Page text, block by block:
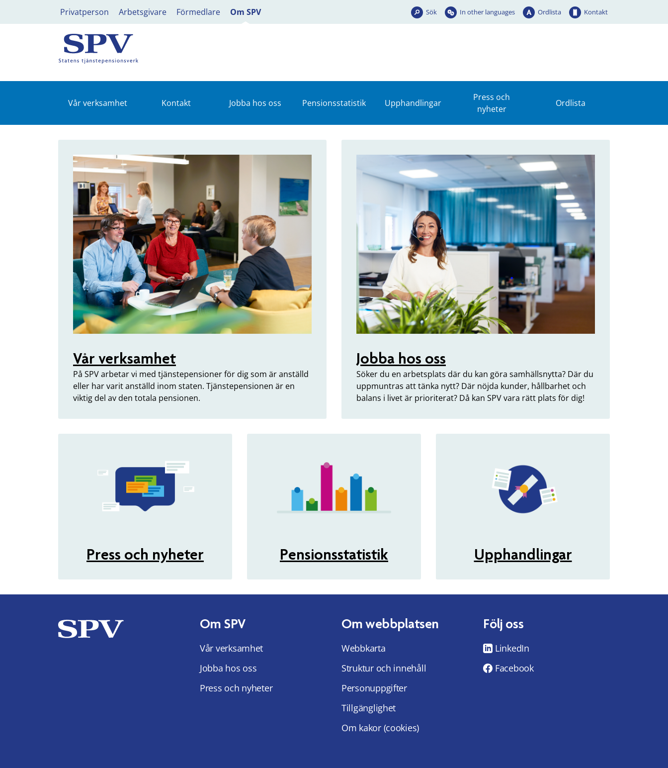
Privatperson Arbetsgivare Förmedlare Om SPV Sök In other languages Ordlista Kontakt
Vår verksamhet Kontakt Jobba hos oss Pensionsstatistik Upphandlingar
Press och
nyheter
Ordlista
Om SPV - Om SPV
Vår verksamhet
På SPV arbetar vi med tjänstepensioner för dig som är anställd
eller har varit anställd inom staten. Tjänstepensionen är en
viktig del av den totala pensionen.
Jobba hos oss
Söker du en arbetsplats där du kan göra samhällsnytta? Där du
uppmuntras att tänka nytt? Där nöjda kunder, hållbarhet och
balans i livet är prioriterat? Då kan SPV vara rätt plats för dig!
Press och nyheter Pensionsstatistik Upphandlingar
Om SPV
Vår verksamhet
Jobba hos oss
Press och nyheter
Om webbplatsen
Webbkarta
Struktur och innehåll
Personuppgifter
Tillgänglighet
Om kakor (cookies)
Följ oss
LinkedIn
Facebook